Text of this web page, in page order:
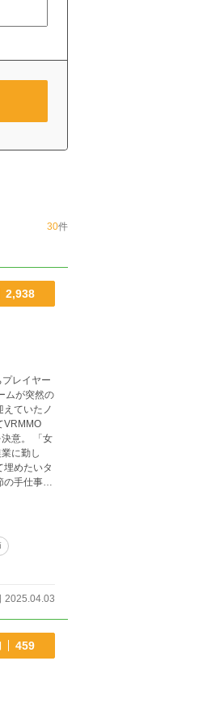
30件
2,938
ムが突然の
VRMMO
「女
に勤し
の手仕事」
かな日々
2025.04.03
459